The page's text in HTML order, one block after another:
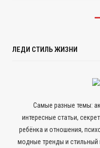
ЛЕДИ СТИЛЬ ЖИЗНИ
Самые разные темы:
интересные статьи,
ребёнка и отношения,
модные тренды и стильный